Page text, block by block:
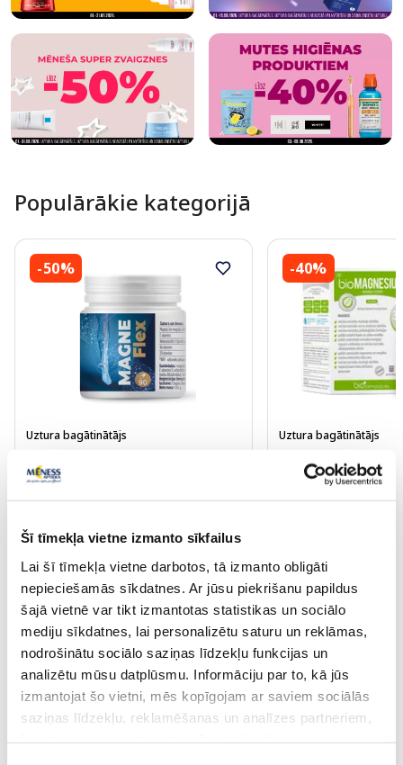
Šī tīmekļa vietne izmanto sīkfailus
Lai šī tīmekļa vietne darbotos, tā izmanto obligāti
nepieciešamās sīkdatnes. Ar jūsu piekrišanu papildus
šajā vietnē var tikt izmantotas statistikas un sociālo
mediju sīkdatnes, lai personalizētu saturu un reklāmas,
nodrošinātu sociālo saziņas līdzekļu funkcijas un
analizētu mūsu datplūsmu. Informāciju par to, kā jūs
izmantojat šo vietni, mēs kopīgojam ar saviem sociālās
saziņas līdzekļu, reklamēšanas un analīzes partneriem,
Populārākie kategorijā
-50%
Uztura bagātinātājs
21.25 € 42.49 €
Pirkt
Standarta cena: 42.49 €
-40%
Uztura bagātinātājs
300 mg pulveris, 28
Standarta cena: 13.69 €
Page 1 of 10
Saules aizsardzībai vasarā ☀️